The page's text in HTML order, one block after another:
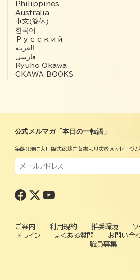
Philippines
Australia
中文(簡体)
한국어
Русский
العربية‏
فارسی
Ryuho Okawa
OKAWA BOOKS
公式メルマガ「本日の一転語」
毎朝8時に大川隆法総裁ご著書より抜粋メッセージが
ご案内 利用規約 推奨環境
ドライン
よくある質問 お問い合
職員募集